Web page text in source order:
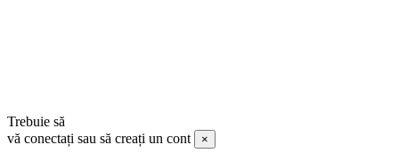
Trebuie să
vă conectați sau să creați un cont
×